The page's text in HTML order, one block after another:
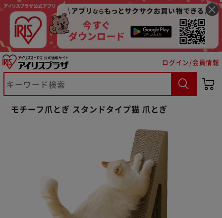
ログイン/会員情報
モチーフ爪とぎ スタンドタイプ猫 爪とぎ
※ご確認ください
購入手続きへ